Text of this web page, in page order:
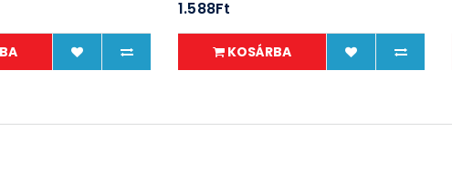
1.588Ft
KOSÁRBA